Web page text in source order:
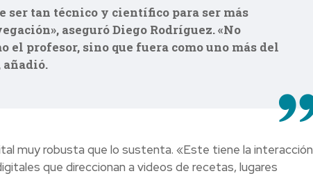
ser tan técnico y científico para ser más
aseguró Diego Rodríguez. «No
el profesor, sino que fuera como uno más del
añadió.
muy robusta que lo sustenta. «Este tiene la interacción
que direccionan a videos de recetas, lugares